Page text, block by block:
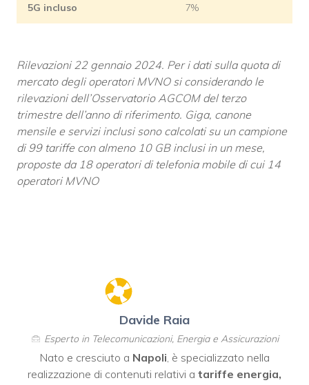
5G incluso 7%
Rilevazioni 22 gennaio 2024. Per i dati sulla quota di
mercato degli operatori MVNO si considerando le
rilevazioni dell’Osservatorio AGCOM del terzo
trimestre dell’anno di riferimento. Giga, canone
mensile e servizi inclusi sono calcolati su un campione
di 99 tariffe con almeno 10 GB inclusi in un mese,
proposte da 18 operatori di telefonia mobile di cui 14
operatori MVNO
Davide Raia
Esperto in Telecomunicazioni, Energia e Assicurazioni
Nato e cresciuto a Napoli , è specializzato nella
realizzazione di contenuti relativi a tariffe energia,